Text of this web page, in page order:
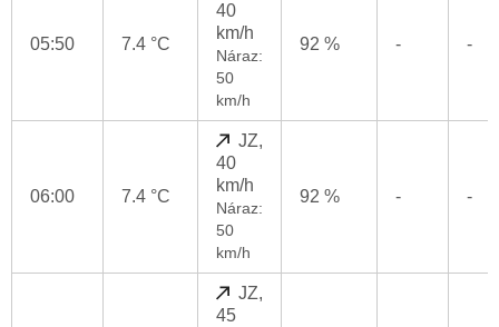
05:50 7.4 °C
40
km/h
Náraz:
50
km/h
92 % - -
06:00 7.4 °C
JZ,
40
km/h
Náraz:
50
km/h
92 % - -
JZ,
45